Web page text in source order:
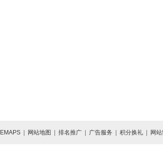
网站地图 排名推广 广告服务 积分换礼 网